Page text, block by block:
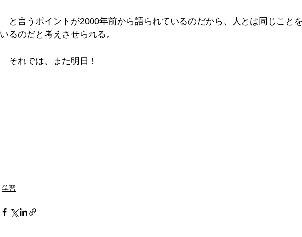
と言うポイントが2000年前から語られているのだから、人とは同じこと
いるのだと考えさせられる。
それでは、また明日！
学習